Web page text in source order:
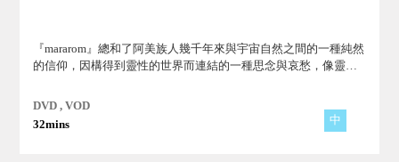
『mararom』總和了阿美族人幾千年來與宇宙自然之間的一種純然
的信仰，因構得到靈性的世界而連結的一種思念與哀愁，像靈
們稱它為「存在的鄉愁」。
DVD , VOD
32mins
中